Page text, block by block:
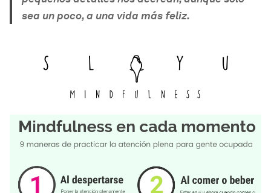
sea un poco, a una vida más feliz.